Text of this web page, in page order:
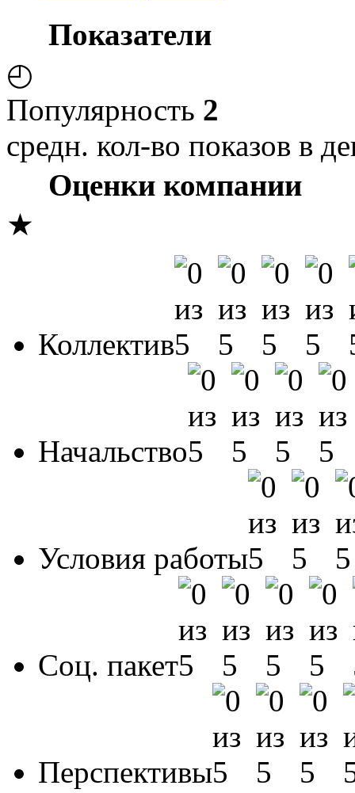
Показатели
◴
Популярность 2
средн. кол-во показов в
Оценки компании
★
Коллектив
Начальство
Условия работы
Соц. пакет
Перспективы